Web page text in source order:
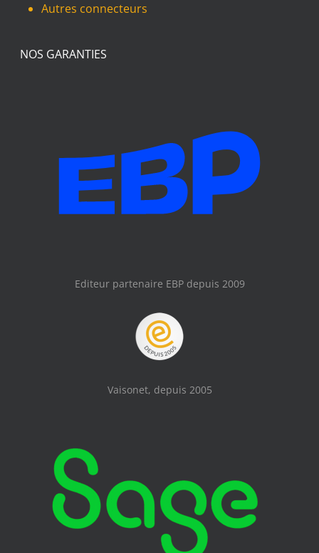
Autres connecteurs
NOS GARANTIES
Editeur partenaire EBP depuis 2009
Vaisonet, depuis 2005